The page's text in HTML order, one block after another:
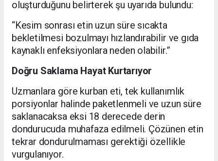
oluşturduğunu belirterek şu uyarıda bulundu:
“Kesim sonrası etin uzun süre sıcakta
bekletilmesi bozulmayı hızlandırabilir ve gıda
kaynaklı enfeksiyonlara neden olabilir.”
Doğru Saklama Hayat Kurtarıyor
Uzmanlara göre kurban eti, tek kullanımlık
porsiyonlar halinde paketlenmeli ve uzun süre
saklanacaksa eksi 18 derecede derin
dondurucuda muhafaza edilmeli. Çözünen etin
tekrar dondurulmaması gerektiği özellikle
vurgulanıyor.